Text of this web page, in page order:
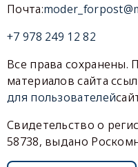
Почта:
+7 978 249 12 82
Все права сохранены.
материалов сайта
для пользователей
Свидетельство о
58738, выдано